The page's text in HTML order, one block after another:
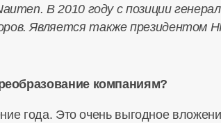
В 2010 году с позиции
Является также президентом
компаниям?
года. Это очень выгодное